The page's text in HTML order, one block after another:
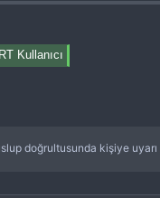
RT Kullanıcı
doğrultusunda kişiye uyarı